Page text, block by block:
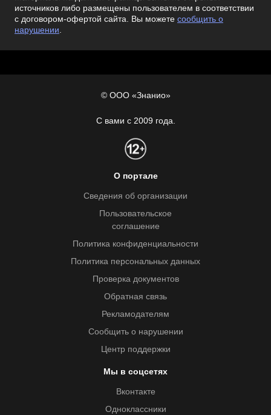
источников либо размещены пользователем в соответствии
с договором-офертой сайта. Вы можете сообщить о
нарушении.
© ООО «Знанио»
С вами с 2009 года.
О портале
Сведения об организации
Пользовательское
соглашение
Политика конфиденциальности
Политика персональных данных
Проверка документов
Обратная связь
Рекламодателям
Сообщить о нарушении
Центр поддержки
Мы в соцсетях
Вконтакте
Одноклассники